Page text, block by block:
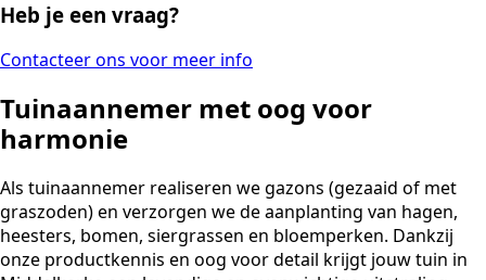
Heb je een vraag?
Contacteer ons voor meer info
Tuinaannemer met oog voor
harmonie
Als tuinaannemer realiseren we gazons (gezaaid of met
graszoden) en verzorgen we de aanplanting van hagen,
heesters, bomen, siergrassen en bloemperken. Dankzij
onze productkennis en oog voor detail krijgt jouw tuin in